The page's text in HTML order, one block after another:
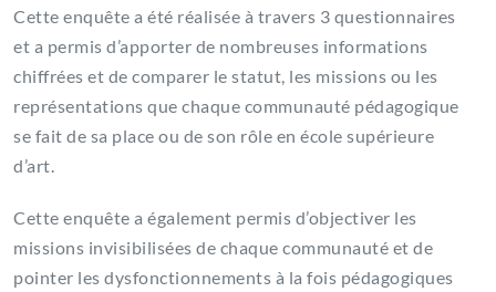
Cette enquête a été réalisée à travers 3 questionnaires
et a permis d’apporter de nombreuses informations
chiffrées et de comparer le statut, les missions ou les
représentations que chaque communauté pédagogique
se fait de sa place ou de son rôle en école supérieure
d’art.
Cette enquête a également permis d’objectiver les
missions invisibilisées de chaque communauté et de
pointer les dysfonctionnements à la fois pédagogiques